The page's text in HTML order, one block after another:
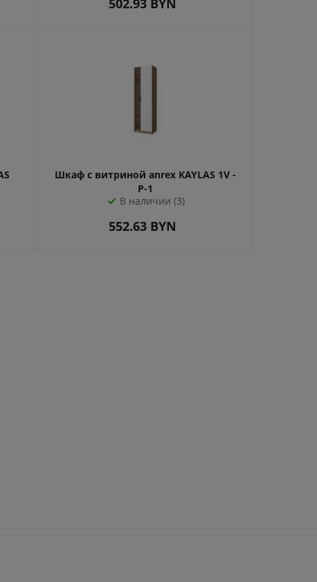
502.93 BYN
Шкаф с витриной anrex KAYLAS 1V -
P-1
В наличии (3)
552.63 BYN